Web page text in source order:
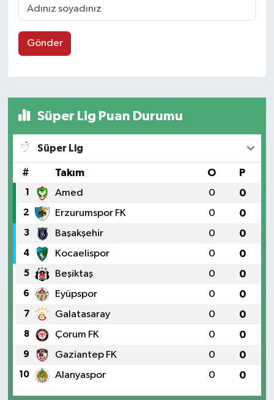
Gönder
Süper Lig Puan Durumu
Süper Lig
# Takım O P
1 Amed 0 0
2 Erzurumspor FK 0 0
3 Başakşehir 0 0
4 Kocaelispor 0 0
5 Beşiktaş 0 0
6 Eyüpspor 0 0
7 Galatasaray 0 0
8 Çorum FK 0 0
9 Gaziantep FK 0 0
10 Alanyaspor 0 0